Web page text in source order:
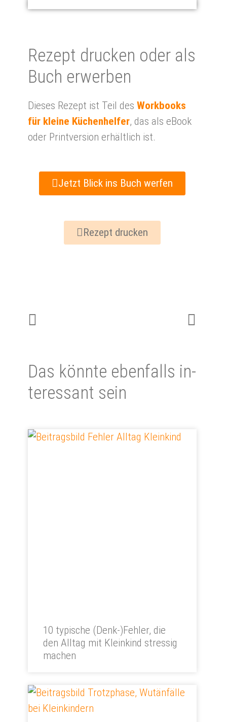
Re­zept drucken oder als
Buch er­wer­ben
Dieses Rezept ist Teil des Workbooks
für kleine Küchenhelfer, das als eBook
oder Printversion erhältlich ist.
Jetzt Blick ins Buch werfen
Rezept drucken
Das könnte eben­falls in­
te­res­sant sein
10 typische (Denk-)Fehler, die
den Alltag mit Kleinkind stressig
machen